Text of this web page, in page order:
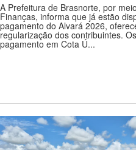
A Prefeitura de Brasnorte, por
Finanças, informa que já estão
pagamento do Alvará 2026,
regularização dos contribuintes.
pagamento em Cota Ú...